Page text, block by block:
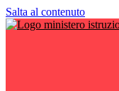
Salta al contenuto